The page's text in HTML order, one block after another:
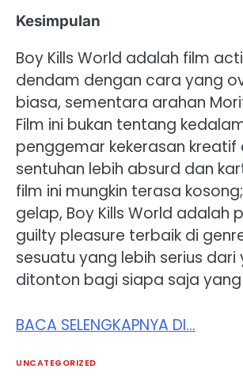
Kesimpulan
Boy Kills World adalah film
dendam dengan cara yang
biasa, sementara arahan
Film ini bukan tentang
penggemar kekerasan kreatif
sentuhan lebih absurd dan
film ini mungkin terasa
gelap, Boy Kills World adalah
guilty pleasure terbaik di
sesuatu yang lebih serius
ditonton bagi siapa saja yang
BACA SELENGKAPNYA DI…
UNCATEGORIZED